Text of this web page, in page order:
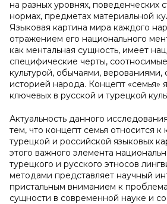
на разных уровнях, поведенческих
нормах, предметах материальной
Языковая картина мира каждого
отражением его национального
как ментальная сущность, имеет
специфические черты,
культурой, обычаями, верованиями,
историей народа. Концепт «семья»
ключевых в русской и турецкой
Актуальность данного
тем, что концепт семья относится
турецкой и российской языковых
этого важного элемента
турецкого и русского этносов
методами представляет научный
пристальным вниманием к
сущности в современной науке и